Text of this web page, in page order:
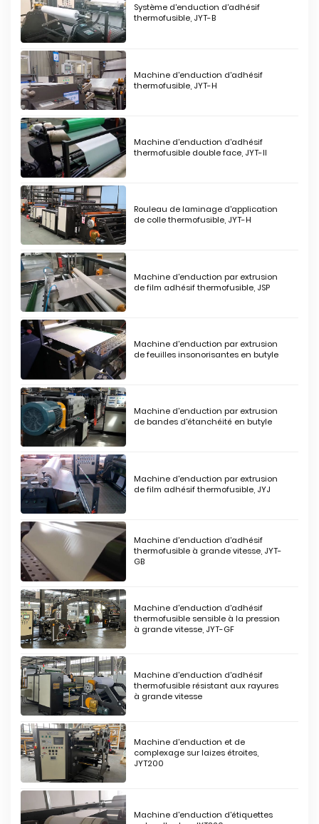
Système d'enduction d'adhésif
thermofusible, JYT-B
Machine d'enduction d'adhésif
thermofusible, JYT-H
Machine d'enduction d'adhésif
thermofusible double face, JYT-II
Rouleau de laminage d'application
de colle thermofusible, JYT-H
Machine d'enduction par extrusion
de film adhésif thermofusible, JSP
Machine d'enduction par extrusion
de feuilles insonorisantes en butyle
Machine d'enduction par extrusion
de bandes d'étanchéité en butyle
Machine d'enduction par extrusion
de film adhésif thermofusible, JYJ
Machine d'enduction d'adhésif
thermofusible à grande vitesse, JYT-
GB
Machine d'enduction d'adhésif
thermofusible sensible à la pression
à grande vitesse, JYT-GF
Machine d'enduction d'adhésif
thermofusible résistant aux rayures
à grande vitesse
Machine d'enduction et de
complexage sur laizes étroites,
JYT200
Machine d'enduction d'étiquettes